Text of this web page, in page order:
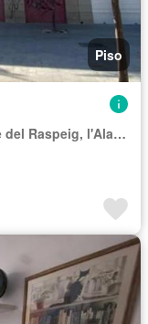
Piso
Sant Vicent del Raspeig / San Vicente del Raspeig, l'Alacantí